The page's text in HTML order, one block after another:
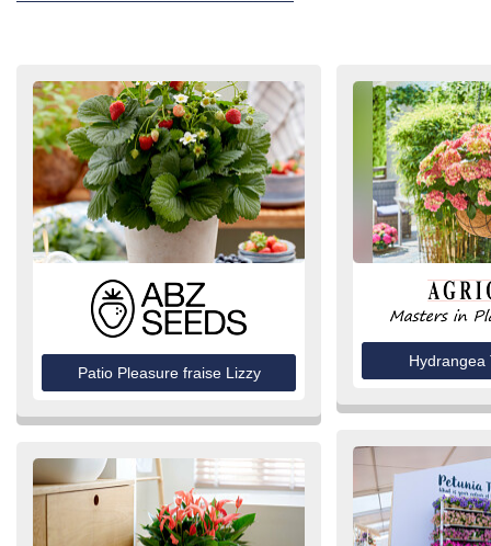
Patio Pleasure fraise Lizzy
Hydrangea